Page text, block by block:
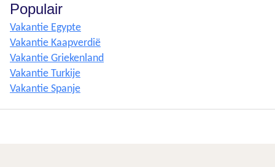
Populair
Vakantie Egypte
Vakantie Kaapverdië
Vakantie Griekenland
Vakantie Turkije
Vakantie Spanje